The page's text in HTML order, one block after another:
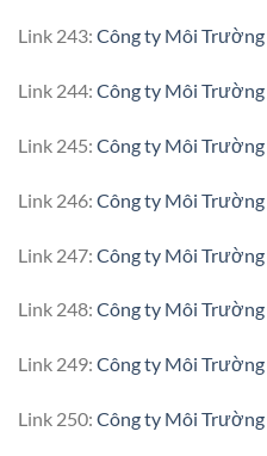
Link 243: Công ty Môi
Link 244: Công ty Môi
Link 245: Công ty Môi
Link 246: Công ty Môi
Link 247: Công ty Môi
Link 248: Công ty Môi
Link 249: Công ty Môi
Link 250: Công ty Môi